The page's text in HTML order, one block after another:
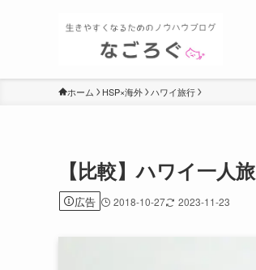
ホーム HSP×海外 ハワイ旅行
【比較】ハワイ一人
広告 2018-10-27 2023-11-23